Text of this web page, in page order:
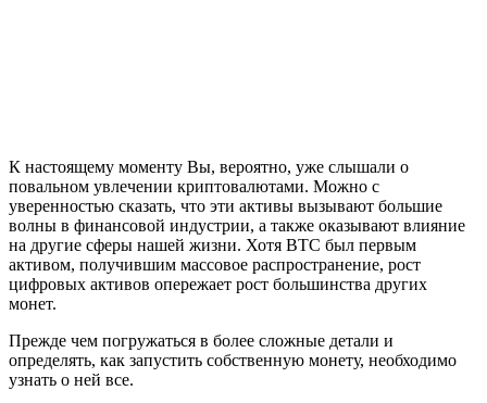
К настоящему моменту Вы, вероятно, уже слышали о
повальном увлечении криптовалютами. Можно с
уверенностью сказать, что эти активы вызывают большие
волны в финансовой индустрии, а также оказывают влияние
на другие сферы нашей жизни. Хотя BTC был первым
активом, получившим массовое распространение, рост
цифровых активов опережает рост большинства других
монет.
Прежде чем погружаться в более сложные детали и
определять, как запустить собственную монету, необходимо
узнать о ней все.